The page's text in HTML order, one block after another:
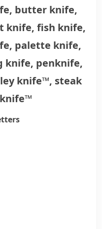
, butter knife,
knife, fish knife,
, palette knife,
knife, penknife,
knife™, steak